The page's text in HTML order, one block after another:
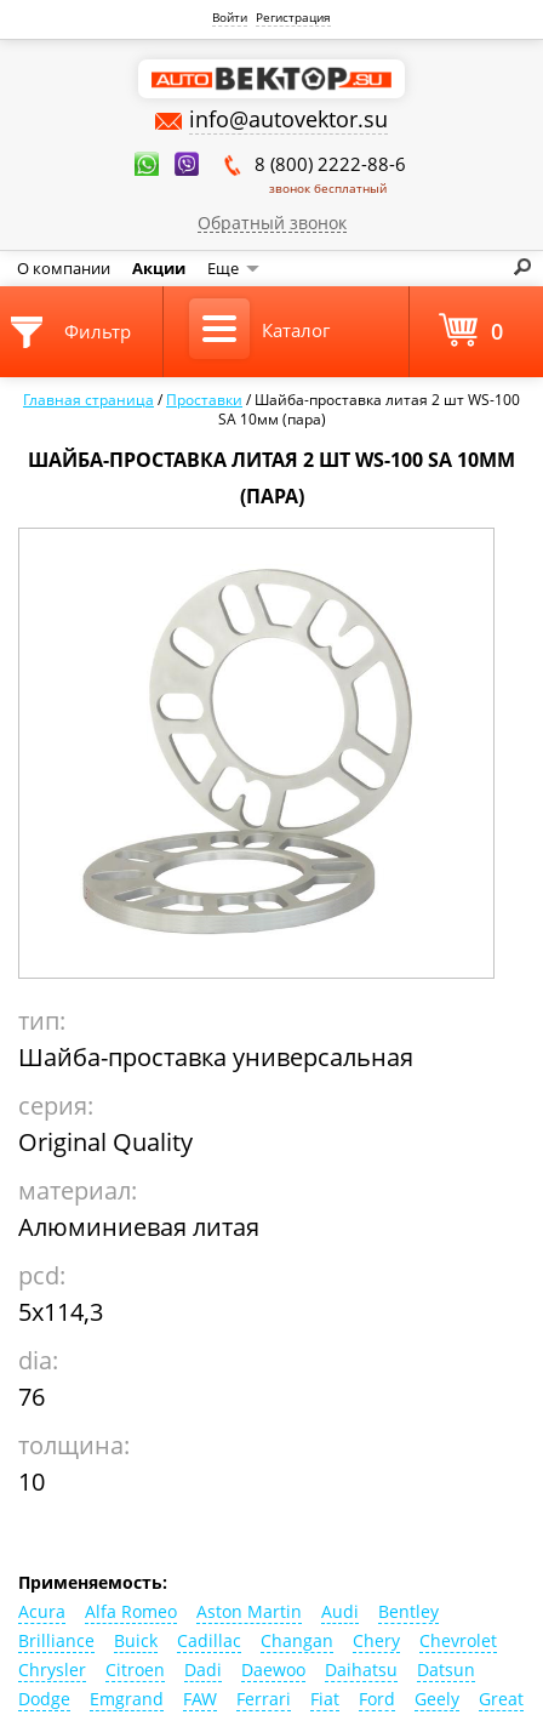
Войти Регистрация
info@autovektor.su
8 (800) 2222-88-6
звонок бесплатный
Обратный звонок
О компании Акции Еще
Главная страница /Проставки /Шайба-проставка литая 2 шт WS-100
SA 10мм (пара)
ШАЙБА-ПРОСТАВКА ЛИТАЯ 2 ШТ WS-100 SA 10ММ
(ПАРА)
тип:
Шайба-проставка универсальная
серия:
Original Quality
материал:
Алюминиевая литая
pcd:
5x114,3
dia:
76
толщина:
10
Применяемость:
Acura
Alfa Romeo Aston Martin Audi
Bentley
Brilliance
Buick Cadillac Changan Chery
Chevrolet
Chrysler
Citroen Dadi Daewoo Daihatsu
Datsun
Dodge
Emgrand FAW Ferrari Fiat Ford Geely
Great
Фильтр Каталог 0